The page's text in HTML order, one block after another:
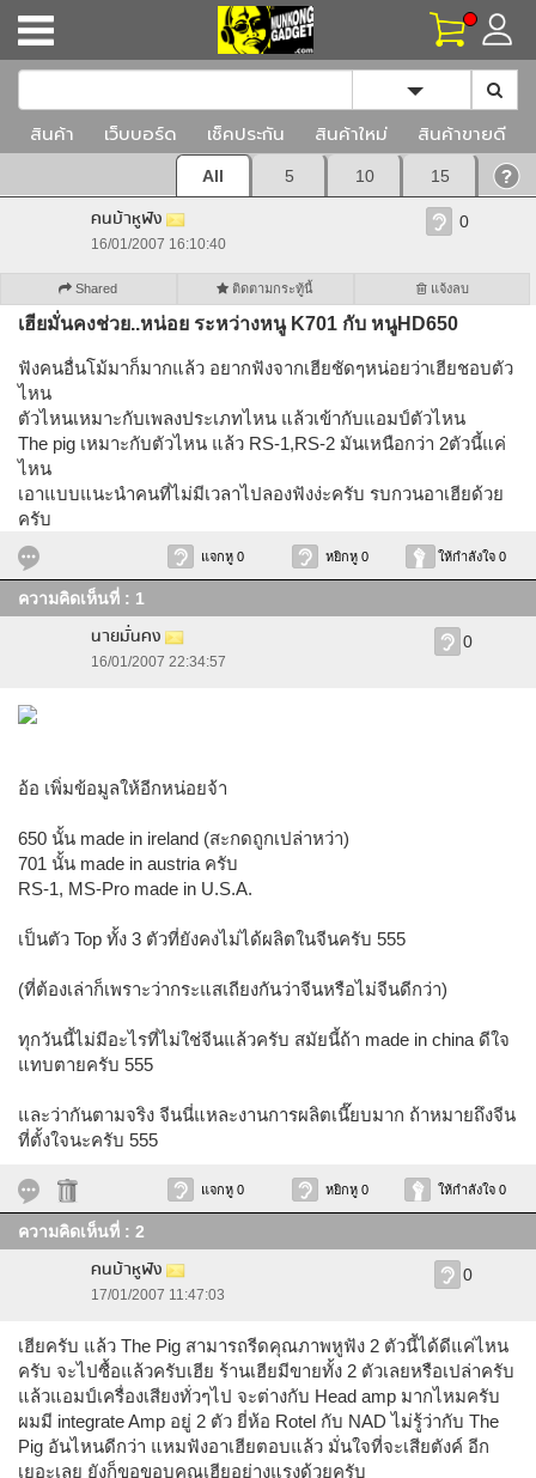
Toggle
สินค้า เว็บบอร์ด เช็คประกัน สินค้าใหม่ สินค้าขายดี
All 5 10 15
คนบ้าหูฟัง
16/01/2007 16:10:40
0
Shared ติดตามกระทู้นี้ แจ้งลบ
เฮียมั่นคงช่วย..หน่อย ระหว่างหนู K701 กับ หนูHD650
ฟังคนอื่นโม้มาก็มากแล้ว อยากฟังจากเฮียชัดๆหน่อยว่าเฮียชอบตัว
ไหน
ตัวไหนเหมาะกับเพลงประเภทไหน แล้วเข้ากับแอมป์ตัวไหน
The pig เหมาะกับตัวไหน แล้ว RS-1,RS-2 มันเหนือกว่า 2ตัวนี้แค่
ไหน
เอาแบบแนะนำคนที่ไม่มีเวลาไปลองฟังง่ะครับ รบกวนอาเฮียด้วย
ครับ
แจกหู 0 หยิกหู 0 ให้กำลังใจ 0
ความคิดเห็นที่ : 1
นายมั่นคง
16/01/2007 22:34:57
0
อ้อ เพิ่มข้อมูลให้อีกหน่อยจ้า
650 นั้น made in ireland (สะกดถูกเปล่าหว่า)
701 นั้น made in austria ครับ
RS-1, MS-Pro made in U.S.A.
เป็นตัว Top ทั้ง 3 ตัวที่ยังคงไม่ได้ผลิตในจีนครับ 555
(ที่ต้องเล่าก็เพราะว่ากระแสเถียงกันว่าจีนหรือไม่จีนดีกว่า)
ทุกวันนี้ไม่มีอะไรที่ไม่ใช่จีนแล้วครับ สมัยนี้ถ้า made in china ดีใจ
แทบตายครับ 555
และว่ากันตามจริง จีนนี่แหละงานการผลิตเนี๊ยบมาก ถ้าหมายถึงจีน
ที่ตั้งใจนะครับ 555
แจกหู 0 หยิกหู 0 ให้กำลังใจ 0
ความคิดเห็นที่ : 2
คนบ้าหูฟัง
17/01/2007 11:47:03
0
เฮียครับ แล้ว The Pig สามารถรีดคุณภาพหูฟัง 2 ตัวนี้ได้ดีแค่ไหน
ครับ จะไปซื้อแล้วครับเฮีย ร้านเฮียมีขายทั้ง 2 ตัวเลยหรือเปล่าครับ
แล้วแอมป์เครื่องเสียงทั่วๆไป จะต่างกับ Head amp มากไหมครับ
ผมมี integrate Amp อยู่ 2 ตัว ยี่ห้อ Rotel กับ NAD ไม่รู้ว่ากับ The
Pig อันไหนดีกว่า แหมฟังอาเฮียตอบแล้ว มั่นใจที่จะเสียตังค์ อีก
เยอะเลย ยังก็ขอขอบคุณเฮียอย่างแรงด้วยครับ